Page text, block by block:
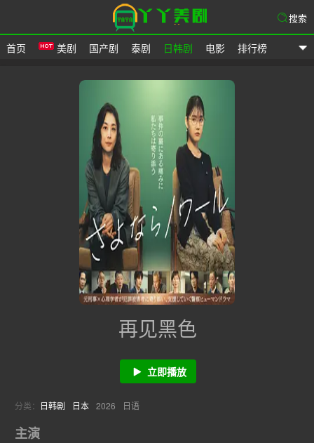
首页 美剧 国产剧 泰剧 日韩剧 电影 排行榜
搜索
再见黑色
立即播放
分类： 日韩剧 日本 2026 日语
主演